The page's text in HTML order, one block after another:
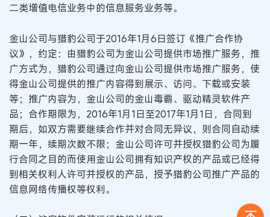
二类增值电信业务中的信息服务业务等。
金山公司与猎豹公司于2016年1月6日签订《推广合作协
议》，约定：由猎豹公司为金山公司提供市场推广服务，推
广方式为，猎豹公司通过向金山公司提供市场推广服务，使
得金山公司提供的推广内容得到展示、访问、下载或安装
等；推广内容为，金山公司的金山毒霸、驱动精灵软件产
品；合作期限为，2016年1月1日至2017年1月1日，合同到
期后，如双方需要继续合作并对合同无异议，则合同自动续
期一年，续期次数不限；金山公司许可并授权猎豹公司为履
行合同之目的而使用金山公司拥有知识产权的产品或已经得
到相关权利人许可并授权的产品，授予猎豹公司推广产品的
信息网络传播权等权利。